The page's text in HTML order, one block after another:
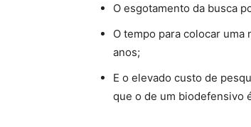
O esgotamento da busca
O tempo para colocar
anos;
E o elevado custo de
que o de um biodefensivo